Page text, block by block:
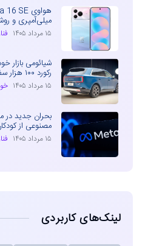
میلی‌آمپری و
۱۵ مرداد ۱۴۰۵
رکورد ۱۰۰ هزار سفارش برای N70 و N90
۱۵ مرداد ۱۴۰۵
بحران جدید در
مصنوعی از
۱۵ مرداد ۱۴۰۵
لینک‌های کاربردی